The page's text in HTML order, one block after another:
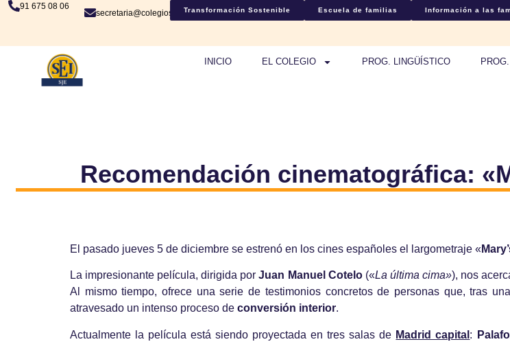
91 675 08 06
secretaria@colegiosje.esTransformación Sostenible Escuela de familias Información a las
INICIO EL COLEGIO PROG. LINGÜÍSTICO
Recomendación cinematográfica:
El pasado jueves 5 de diciembre se estrenó en los cines españoles el largometraje «
La impresionante película, dirigida porJuan Manuel Cotelo(«La última cima»), nos
Al mismo tiempo, ofrece una serie de testimonios concretos de personas que, tras
atravesado un intenso proceso de conversión interior.
Actualmente la película está siendo proyectada en tres salas de Madrid capital :